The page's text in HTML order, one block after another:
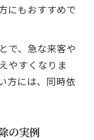
にもおすすめで
で、急な来客や
やすくなりま
方には、同時依
の実例